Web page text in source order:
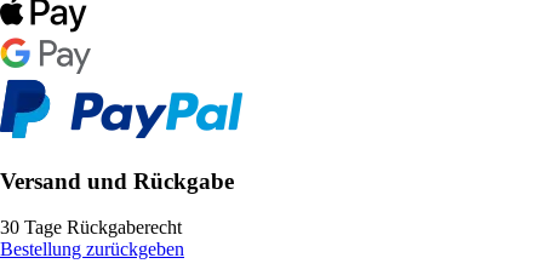
Versand und Rückgabe
30 Tage Rückgaberecht
Bestellung zurückgeben